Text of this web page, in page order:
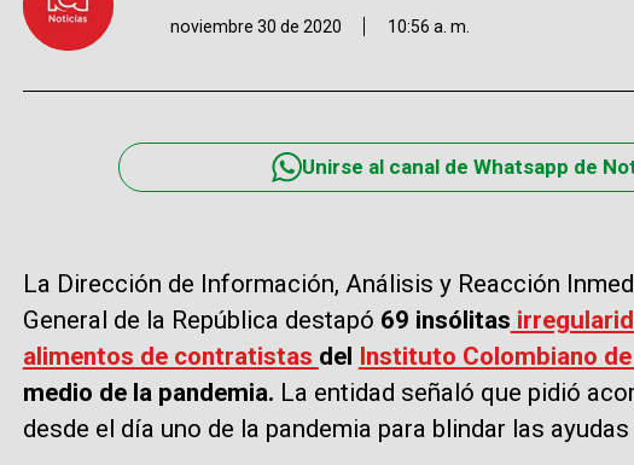
noviembre 30 de 2020 10:56 a. m.
Unirse al canal de Whatsapp de
La Dirección de Información, Análisis y Reacción
General de la República destapó 69 insólitas
alimentos de contratistas del Instituto Colombiano
medio de la pandemia. La entidad señaló que pidió
desde el día uno de la pandemia para blindar las